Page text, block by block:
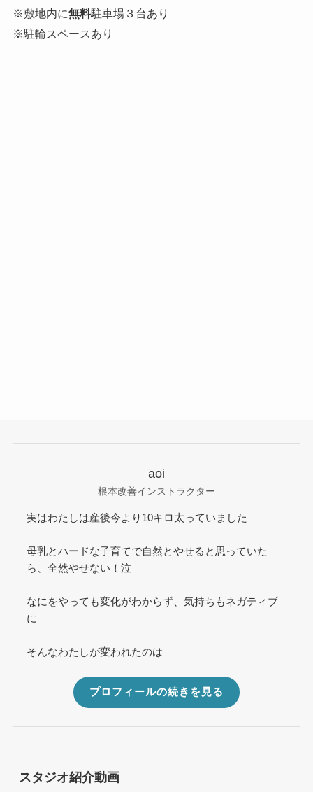
※敷地内に無料駐車場３台あり
※駐輪スペースあり
aoi
根本改善インストラクター
実はわたしは産後今より10キロ太っていました
母乳とハードな子育てで自然とやせると思っていた
ら、全然やせない！泣
なにをやっても変化がわからず、気持ちもネガティブ
に
そんなわたしが変われたのは
プロフィールの続きを見る
スタジオ紹介動画